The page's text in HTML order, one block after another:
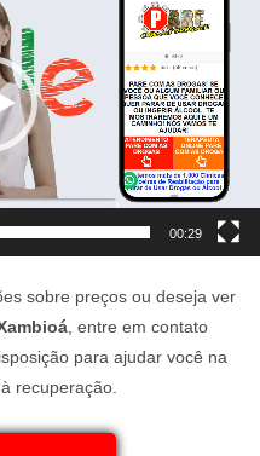
00:29
sobre preços ou deseja ver
, entre em contato
para ajudar você na
recuperação.